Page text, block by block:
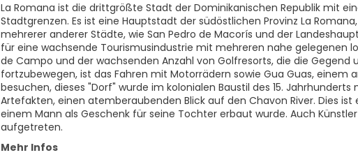
La Romana ist die drittgrößte Stadt der Dominikanischen Republik mit
Stadtgrenzen. Es ist eine Hauptstadt der südöstlichen Provinz La
mehrerer anderer Städte, wie San Pedro de Macorís und der
für eine wachsende Tourismusindustrie mit mehreren nahe gelegenen
de Campo und der wachsenden Anzahl von Golfresorts, die die Gegend
fortzubewegen, ist das Fahren mit Motorrädern sowie Gua Guas, einem
besuchen, dieses "Dorf" wurde im kolonialen Baustil des 15.
Artefakten, einen atemberaubenden Blick auf den Chavon River. Dies
einem Mann als Geschenk für seine Tochter erbaut wurde. Auch
aufgetreten.
Mehr Infos